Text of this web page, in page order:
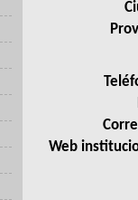
Web